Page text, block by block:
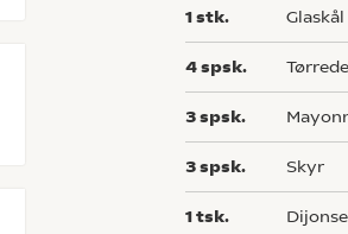
1stk. glaskål
4spsk.
3spsk.
3spsk. skyr
1tsk.